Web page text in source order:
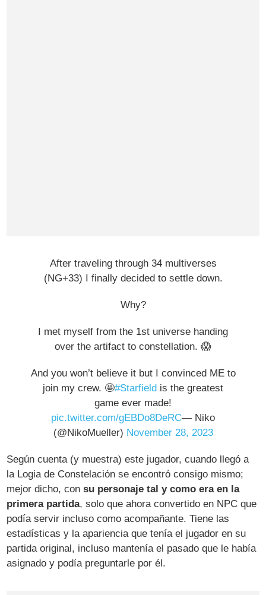
After traveling through 34 multiverses
(NG+33) I finally decided to settle down.
Why?
I met myself from the 1st universe handing
over the artifact to constellation. 😱
And you won’t believe it but I convinced ME to
join my crew. 🤩#Starfield is the greatest
game ever made!
pic.twitter.com/gEBDo8DeRC— Niko
(@NikoMueller) November 28, 2023
Según cuenta (y muestra) este jugador, cuando llegó a
la Logia de Constelación se encontró consigo mismo;
mejor dicho, con su personaje tal y como era en la
primera partida, solo que ahora convertido en NPC que
podía servir incluso como acompañante. Tiene las
estadísticas y la apariencia que tenía el jugador en su
partida original, incluso mantenía el pasado que le había
asignado y podía preguntarle por él.